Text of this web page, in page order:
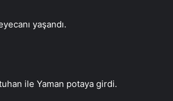
yaşandı.
ile Yaman potaya girdi.